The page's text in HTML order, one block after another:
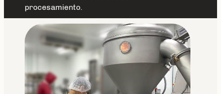
procesamiento.